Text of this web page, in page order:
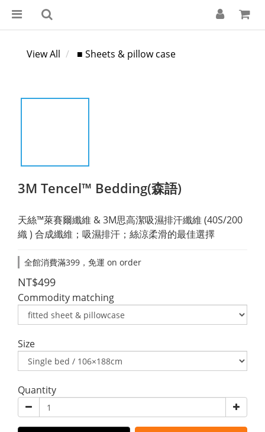
View All ■ Sheets & pillow case
3M Tencel™ Bedding(森語)
天絲™萊賽爾纖維 & 3M思高潔吸濕排汗纖維 (40S/200
織 ) 合成纖維；吸濕排汗；絲涼柔滑的最佳選擇
全館消費滿399，免運 on order
NT$499
Commodity matching
Size
Quantity